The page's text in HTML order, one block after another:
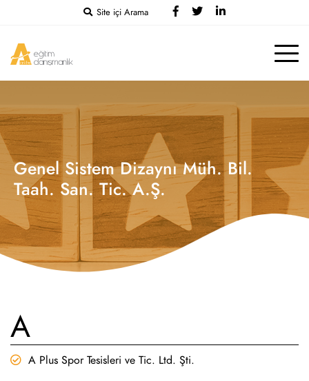
Site içi Arama
Genel Sistem Dizaynı Müh. Bil.
Taah. San. Tic. A.Ş.
A
A Plus Spor Tesisleri ve Tic. Ltd. Şti.